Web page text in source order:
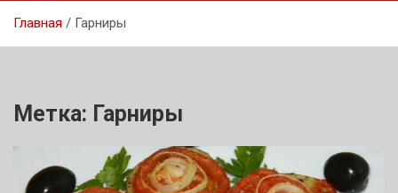
Главная Гарниры
Метка: Гарниры